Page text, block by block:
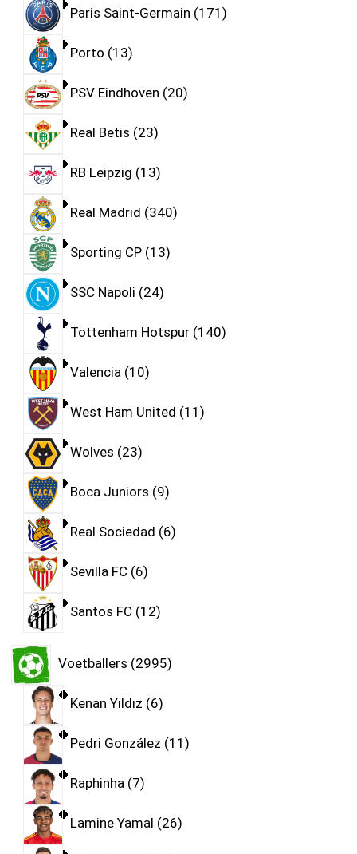
Paris Saint-Germain 171
Porto 13
PSV Eindhoven 20
Real Betis 23
RB Leipzig 13
Real Madrid 340
Sporting CP 13
SSC Napoli 24
Tottenham Hotspur 140
Valencia 10
West Ham United 11
Wolves 23
Boca Juniors 9
Real Sociedad 6
Sevilla FC 6
Santos FC 12
Voetballers 2995
Kenan Yıldız 6
Pedri González 11
Raphinha 7
Lamine Yamal 26